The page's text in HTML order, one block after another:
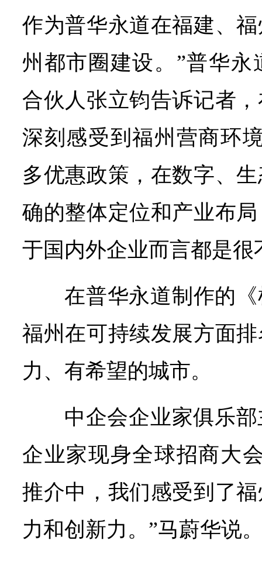
作为普华永道在福建、
州都市圈建设。”普华
合伙人张立钧告诉记者
深刻感受到福州营商环
多优惠政策，在数字、
确的整体定位和产业布
于国内外企业而言都是很
在普华永道制作的
福州在可持续发展方面
力、有希望的城市。
中企会企业家俱乐
企业家现身全球招商大
推介中，我们感受到了
力和创新力。”马蔚华说